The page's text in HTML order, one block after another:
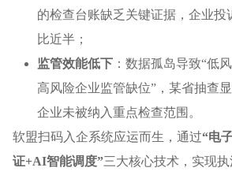
的检查台账缺乏关键证据，企业投
比近半；
监管效能低下 ：数据孤岛导致“低
高风险企业监管缺位”，某省抽查
企业未被纳入重点检查范围。
软盟扫码入企系统应运而生，通过“电
证+AI智能调度”三大核心技术，实现